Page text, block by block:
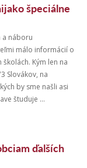
špeciálne
a náboru
málo informácií o
Kým len na
Slovákov, na
by sme našli asi
študuje ...
ďalších